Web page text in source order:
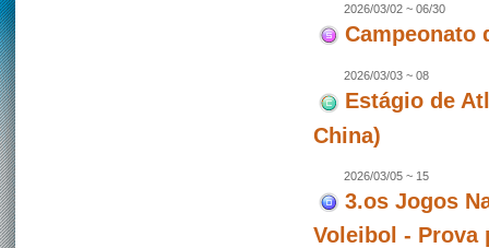
2026/03/02 ~ 06/30
Campeonato
2026/03/03 ~ 08
Estágio de
China)
2026/03/05 ~ 15
3.os Jogos
Voleibol - Prova